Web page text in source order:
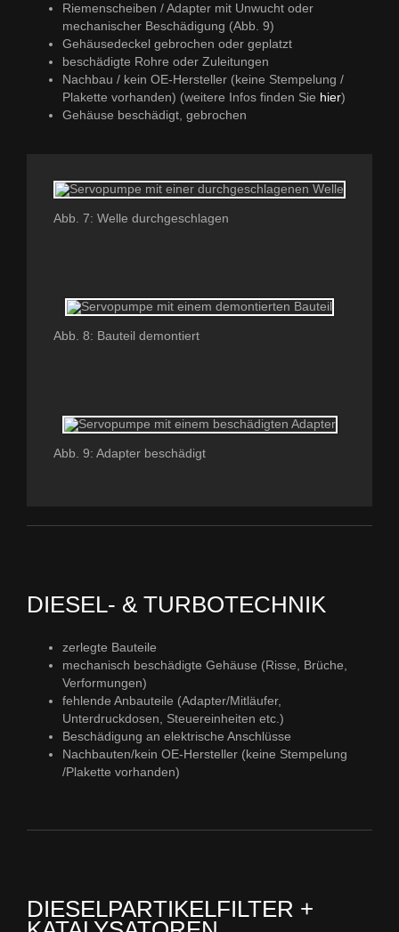
Riemenscheiben / Adapter mit Unwucht oder
mechanischer Beschädigung (Abb. 9)
Gehäusedeckel gebrochen oder geplatzt
beschädigte Rohre oder Zuleitungen
Nachbau / kein OE-Hersteller (keine Stempelung /
Plakette vorhanden) (weitere Infos finden Sie hier)
Gehäuse beschädigt, gebrochen
Abb. 7: Welle durchgeschlagen
Abb. 8: Bauteil demontiert
Abb. 9: Adapter beschädigt
DIESEL- & TURBOTECHNIK
zerlegte Bauteile
mechanisch beschädigte Gehäuse (Risse, Brüche,
Verformungen)
fehlende Anbauteile (Adapter/Mitläufer,
Unterdruckdosen, Steuereinheiten etc.)
Beschädigung an elektrische Anschlüsse
Nachbauten/kein OE-Hersteller (keine Stempelung
/Plakette vorhanden)
DIESELPARTIKELFILTER +